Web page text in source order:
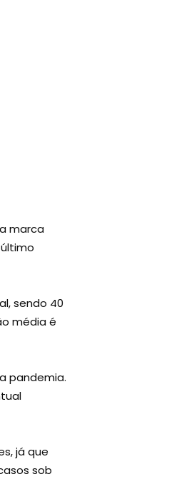
marca
sendo 40
média é
pandemia.
já que
sob